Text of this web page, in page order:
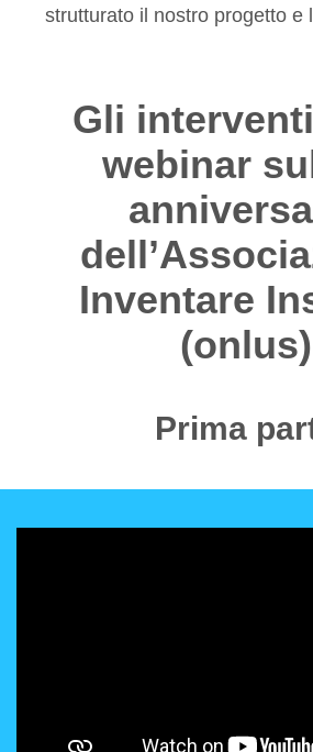
strutturato il nostro progetto e
Gli
webinar
Inventare
(onlus)
Prima